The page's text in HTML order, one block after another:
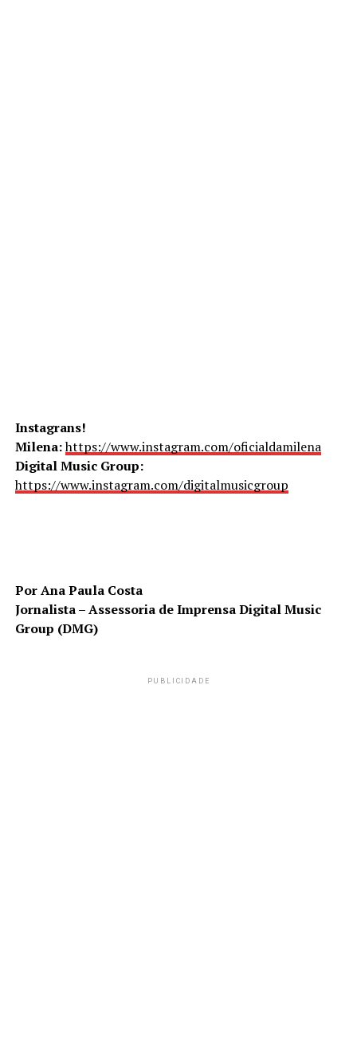
Instagrans!
Milena:https://www.instagram.com/oficialdamilena
Digital Music Group:
https://www.instagram.com/digitalmusicgroup
Por Ana Paula Costa
Jornalista – Assessoria de Imprensa Digital Music
Group (DMG)
PUBLICIDADE